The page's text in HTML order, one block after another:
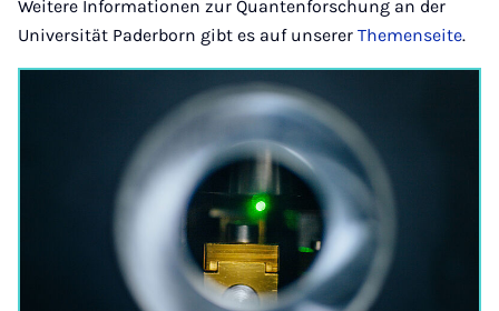
Weitere Informationen zur Quantenforschung an der
Universität Paderborn gibt es auf unserer Themenseite.